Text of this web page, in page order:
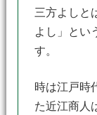
三方よしと
よし」とい
す。
時は江戸時
た近江商人